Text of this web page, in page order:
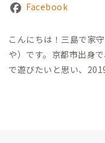
Facebook
こんにちは！三島で家
や）です。 京都市出身
で遊びたいと思い、
気づき、現在は「三島